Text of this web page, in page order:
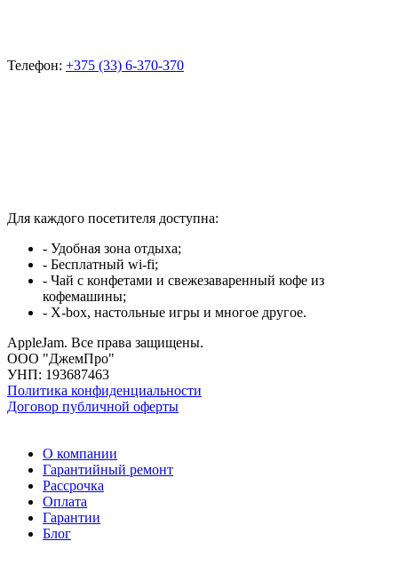
Телефон: +375 (33) 6-370-370
Для каждого посетителя доступна:
- Удобная зона отдыха;
- Бесплатный wi-fi;
- Чай с конфетами и свежезаваренный кофе из
кофемашины;
- X-box, настольные игры и многое другое.
AppleJam. Все права защищены.
ООО "ДжемПро"
УНП: 193687463
Политика конфиденциальности
Договор публичной оферты
О компании
Гарантийный ремонт
Рассрочка
Оплата
Гарантии
Блог